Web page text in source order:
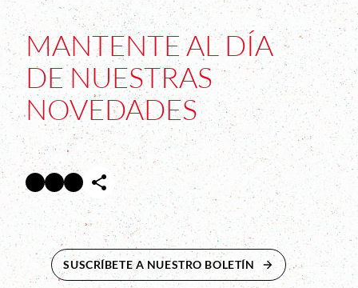
MANTENTE AL DÍA
DE NUESTRAS
NOVEDADES
Facebook Abre en nueva ventana
Twitter Abre en nueva ventana
InstagramAbre en nueva ventana
SUSCRÍBETE A NUESTRO BOLETÍN ABRE EN NUEVA